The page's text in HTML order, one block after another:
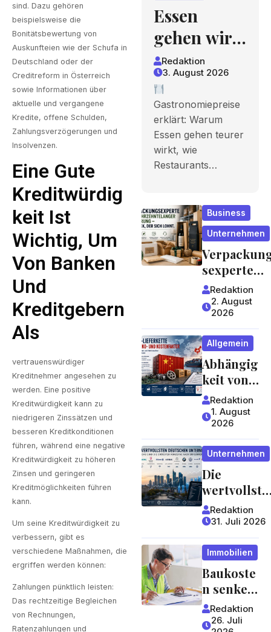
sind. Dazu gehören
beispielsweise die
Bonitätsbewertung von
Auskunfteien wie der Schufa in
Deutschland oder der
Creditreform in Österreich
sowie Informationen über
aktuelle und vergangene
Kredite, offene Schulden,
Zahlungsverzögerungen und
Insolvenzen.
Eine Gute
Kreditwürdig
Keit Ist
Wichtig, Um
Von Banken
Und
Kreditgebern
Als
vertrauenswürdiger
Kreditnehmer angesehen zu
werden. Eine positive
Kreditwürdigkeit kann zu
niedrigeren Zinssätzen und
besseren Kreditkonditionen
führen, während eine negative
Kreditwürdigkeit zu höheren
Zinsen und geringeren
Kreditmöglichkeiten führen
kann.
Um seine Kreditwürdigkeit zu
verbessern, gibt es
verschiedene Maßnahmen, die
ergriffen werden können:
Zahlungen pünktlich leisten:
Das rechtzeitige Begleichen
von Rechnungen,
Ratenzahlungen und
Essen
gehen wird
zum
Luxus? Wie
Gastronomi
epreise
entstehen
und worauf
achten
können
Redaktion
3. August 2026
Gastronomiepreise
erklärt: Warum
Essen gehen teurer
wirkt, wie
Restaurants…
Business
Unternehmen
sexperte
mit
jahrzehntel
anger
Erfahrung
ein Blick,
der sich
lohnt
Redaktion
2. August
2026
Allgemein
Abhängig
keit von
China:
Welche
Risiken
Lieferket
ten für
Unterneh
men und
Verbrauc
her
Redaktion
1. August
2026
Unternehmen
Die
wertvollste
n
deutschen
Redaktion
31. Juli 2026
Immobilien
Baukoste
n senken:
Welche
Stellschra
Redaktion
26. Juli